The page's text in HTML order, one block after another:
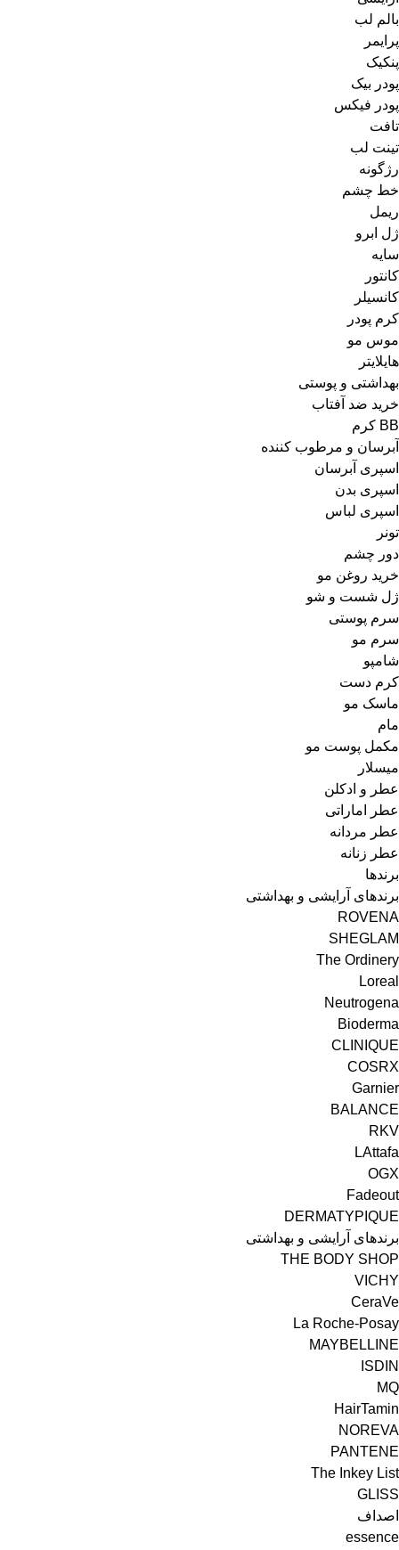
بالم لب
پرایمر
پنکیک
پودر بیک
پودر فیکس
تافت
تینت لب
رژگونه
خط چشم
ریمل
ژل ابرو
سایه
کانتور
کانسیلر
کرم پودر
موس مو
هایلایتر
بهداشتی و پوستی
خرید ضد آفتاب
BB کرم
آبرسان و مرطوب کننده
اسپری آبرسان
اسپری بدن
اسپری لباس
تونر
دور چشم
خرید روغن مو
ژل شست و شو
سرم پوستی
سرم مو
شامپو
کرم دست
ماسک مو
مام
مکمل پوست مو
میسلار
عطر و ادکلن
عطر اماراتی
عطر مردانه
عطر زنانه
برندها
برندهای آرایشی و بهداشتی
ROVENA
SHEGLAM
The Ordinery
Loreal
Neutrogena
Bioderma
CLINIQUE
COSRX
Garnier
BALANCE
RKV
LAttafa
OGX
Fadeout
DERMATYPIQUE
برندهای آرایشی و بهداشتی
THE BODY SHOP
VICHY
CeraVe
La Roche-Posay
MAYBELLINE
ISDIN
MQ
HairTamin
NOREVA
PANTENE
The Inkey List
GLISS
اصداف
essence